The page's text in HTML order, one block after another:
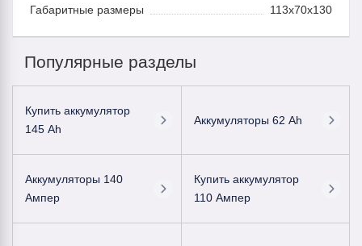
Габаритные размеры
113x70x130
Популярные разделы
Купить аккумулятор
145 Ah
Аккумуляторы 62 Ah
Аккумуляторы 140
Ампер
Купить аккумулятор
110 Ампер